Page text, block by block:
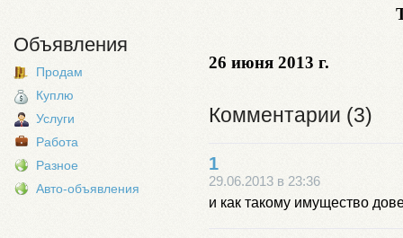
Объявления
Продам
Куплю
Услуги
Работа
Разное
Авто-объявления
26 июня 2013 г.
Комментарии (3)
1
29.06.2013 в 23:36
и как такому имущество